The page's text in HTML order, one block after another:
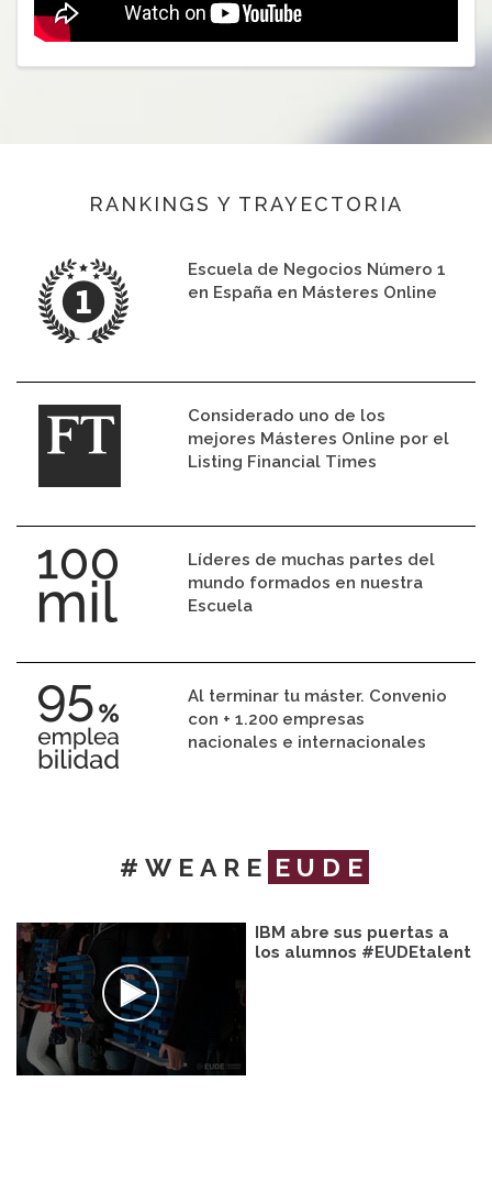
RANKINGS Y TRAYECTORIA
Escuela de Negocios Número 1
en España en Másteres Online
Considerado uno de los
mejores Másteres Online por el
Listing Financial Times
Líderes de muchas partes del
mundo formados en nuestra
Escuela
Al terminar tu máster. Convenio
con + 1.200 empresas
nacionales e internacionales
#WEARE EUDE
IBM abre sus puertas a
los alumnos #EUDEtalent